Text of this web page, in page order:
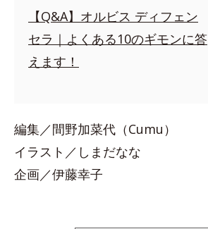
【Q&A】オルビス ディフェン
セラ｜よくある10のギモンに答
えます！
編集／間野加菜代（Cumu）
イラスト／しまだなな
企画／伊藤幸子